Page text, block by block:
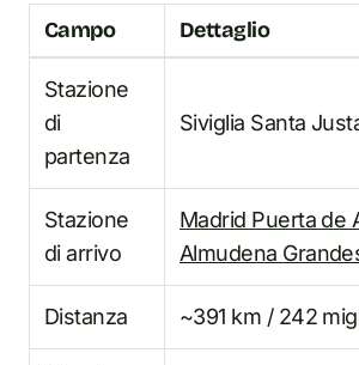
Campo Dettaglio
Stazione
di
partenza
Siviglia Santa
Stazione
di arrivo
Madrid Puerta de
Almudena
Distanza ~391 km / 242